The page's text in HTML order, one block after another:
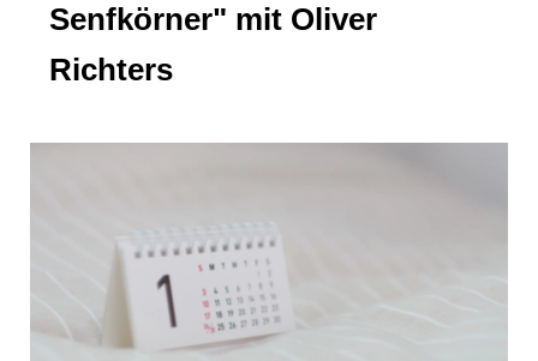
Senfkörner" mit Oliver
Richters